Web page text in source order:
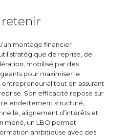
retenir
montage financier
stratégique de reprise, de
, mobilisé par des
pour maximiser le
tout en assurant
Son efficacité repose sur
endettement structuré,
alignement d’intérêts et
mené, un LBO permet
ambitieuse avec des